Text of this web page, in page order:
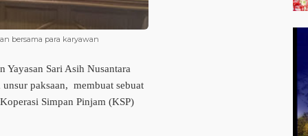
bersama para karyawan
Sari Asih Nusantara
paksaan, membuat sebuat
Simpan Pinjam (KSP)